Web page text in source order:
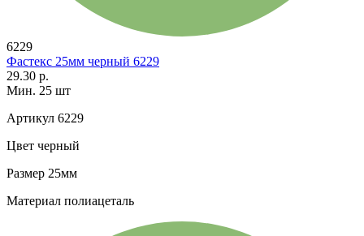
6229
Фастекс 25мм черный 6229
29.30 р.
Мин. 25 шт
Артикул 6229
Цвет черный
Размер 25мм
Материал полиацеталь